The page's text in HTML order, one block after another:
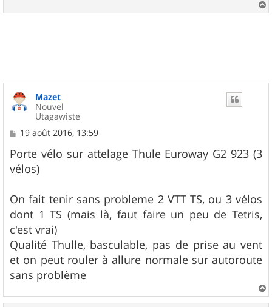
a
Mazet
Nouvel
Utagawiste
M
s
s
a
19 août 2016, 13:59
Porte vélo sur attelage Thule Euroway G2 923 (3
vélos)
On fait tenir sans probleme 2 VTT TS, ou 3 vélos
dont 1 TS (mais là, faut faire un peu de Tetris,
c'est vrai)
Qualité Thulle, basculable, pas de prise au vent
et on peut rouler à allure normale sur autoroute
sans problème
a